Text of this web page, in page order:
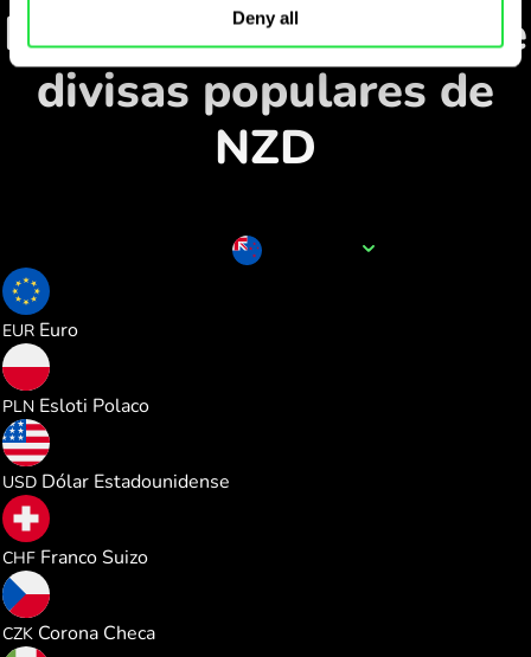
Deny all
Monitorice los pares de
divisas populares de
NZD
EUR Euro
PLN Esloti Polaco
USD Dólar Estadounidense
CHF Franco Suizo
CZK Corona Checa